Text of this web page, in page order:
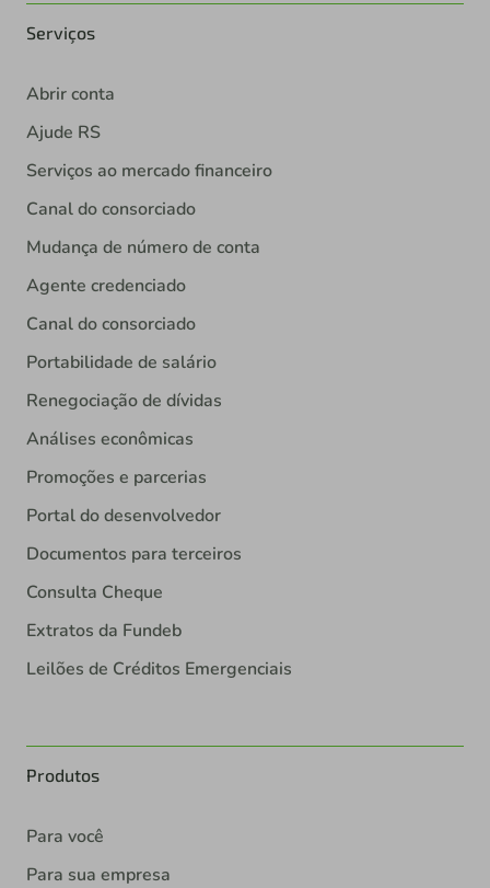
Serviços
Abrir conta
Ajude RS
Serviços ao mercado financeiro
Canal do consorciado
Mudança de número de conta
Agente credenciado
Canal do consorciado
Portabilidade de salário
Renegociação de dívidas
Análises econômicas
Promoções e parcerias
Portal do desenvolvedor
Documentos para terceiros
Consulta Cheque
Extratos da Fundeb
Leilões de Créditos Emergenciais
Produtos
Para você
Para sua empresa